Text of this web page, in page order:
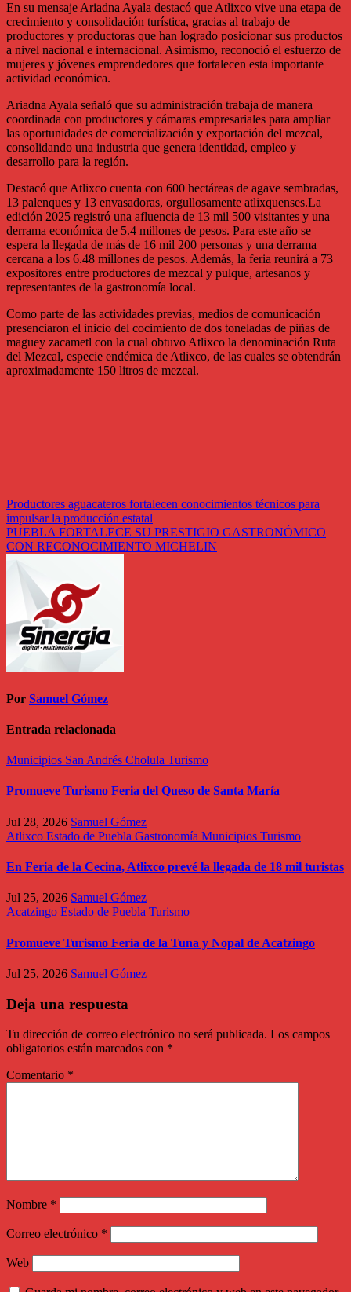
En su mensaje Ariadna Ayala destacó que Atlixco vive una etapa de
crecimiento y consolidación turística, gracias al trabajo de
productores y productoras que han logrado posicionar sus productos
a nivel nacional e internacional. Asimismo, reconoció el esfuerzo de
mujeres y jóvenes emprendedores que fortalecen esta importante
actividad económica.
Ariadna Ayala señaló que su administración trabaja de manera
coordinada con productores y cámaras empresariales para ampliar
las oportunidades de comercialización y exportación del mezcal,
consolidando una industria que genera identidad, empleo y
desarrollo para la región.
Destacó que Atlixco cuenta con 600 hectáreas de agave sembradas,
13 palenques y 13 envasadoras, orgullosamente atlixquenses.La
edición 2025 registró una afluencia de 13 mil 500 visitantes y una
derrama económica de 5.4 millones de pesos. Para este año se
espera la llegada de más de 16 mil 200 personas y una derrama
cercana a los 6.48 millones de pesos. Además, la feria reunirá a 73
expositores entre productores de mezcal y pulque, artesanos y
representantes de la gastronomía local.
Como parte de las actividades previas, medios de comunicación
presenciaron el inicio del cocimiento de dos toneladas de piñas de
maguey zacametl con la cual obtuvo Atlixco la denominación Ruta
del Mezcal, especie endémica de Atlixco, de las cuales se obtendrán
aproximadamente 150 litros de mezcal.
Navegación
de
entradas
Productores aguacateros fortalecen conocimientos técnicos para
impulsar la producción estatal
PUEBLA FORTALECE SU PRESTIGIO GASTRONÓMICO
CON RECONOCIMIENTO MICHELIN
Por Samuel Gómez
Entrada relacionada
Municipios San Andrés Cholula Turismo
Promueve Turismo Feria del Queso de Santa María
Jul 28, 2026 Samuel Gómez
Atlixco Estado de Puebla Gastronomía Municipios Turismo
En Feria de la Cecina, Atlixco prevé la llegada de 18 mil turistas
Jul 25, 2026 Samuel Gómez
Acatzingo Estado de Puebla Turismo
Promueve Turismo Feria de la Tuna y Nopal de Acatzingo
Jul 25, 2026 Samuel Gómez
Deja una respuesta
Tu dirección de correo electrónico no será publicada. Los campos
obligatorios están marcados con *
Comentario *
Nombre *
Correo electrónico *
Web